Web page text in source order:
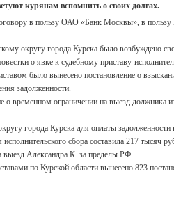
курянам вспомнить о своих долгах.
в пользу ОАО «Банк Москвы», в
округу города Курска было возбуждено
о явке к судебному приставу-
было вынесено постановление о
задолженности.
о временном ограничении на выезд должника
города Курска для оплаты задолженности
сбора составила 217 тысяч
выезд Александра К. за пределы РФ.
по Курской области вынесено 823